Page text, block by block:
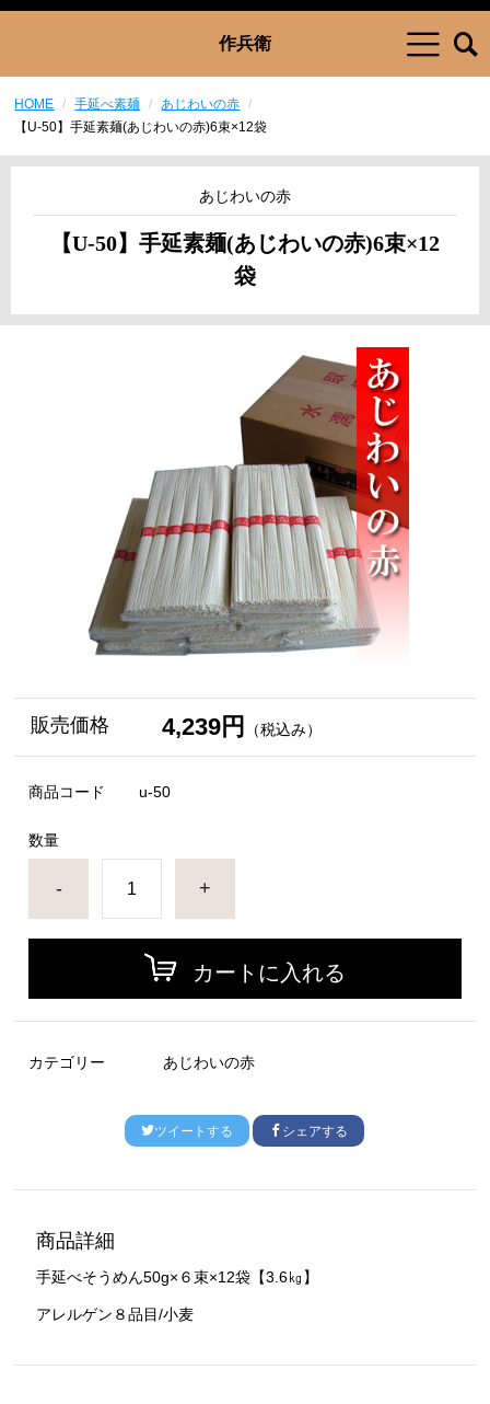
作兵衛
HOME 手延べ素麺
あじわいの赤
【U-50】手延素麺(あじわいの赤)6束×12袋
あじわいの赤
【U-50】手延素麺(あじわいの赤)6束×12
袋
販売価格 4,239円 （税込み）
商品コード u-50
数量
- +
カートに入れる
カテゴリー あじわいの赤
ツイートする シェアする
商品詳細
手延べそうめん50g×６束×12袋【3.6㎏】
アレルゲン８品目/小麦